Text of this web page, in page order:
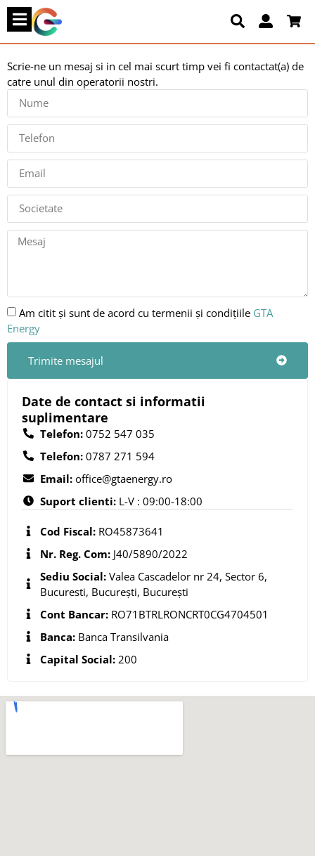
Date de contact si informatii
suplimentare
Telefon:0752 547 035
Telefon:0787 271 594
Email: office@gtaenergy.ro
Suport clienti:L-V : 09:00-18:00
Cod Fiscal:RO45873641
Nr. Reg. Com:J40/5890/2022
Sediu Social:Valea Cascadelor nr 24, Sector 6,
Bucuresti, București, București
Cont Bancar:RO71BTRLRONCRT0CG4704501
Banca:Banca Transilvania
Capital Social:200
Scrie-ne un mesaj si in cel mai scurt timp vei fi contactat(a) de
catre unul din operatorii nostri.
Am citit și sunt de acord cu termenii și condițiile GTA
Energy
Trimite mesajul